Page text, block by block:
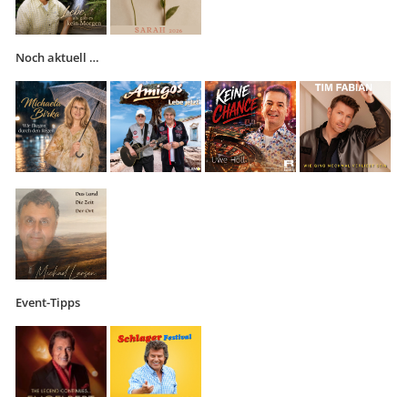
Noch aktuell …
Event-Tipps